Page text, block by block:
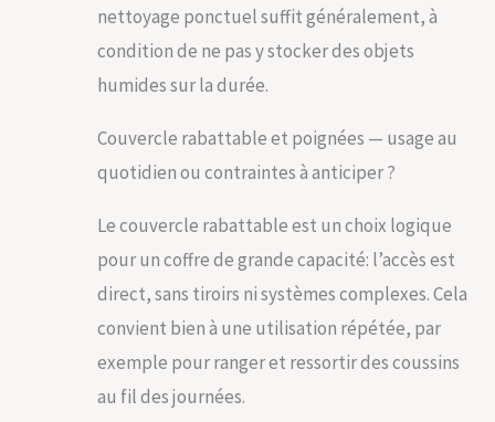
une extension de
votre maison.
Parfait pour les
votre salon de
jardin, il peut
également servir
maximisant ainsi
disponible. Les
poignées facilitent
vous permettant
de réaménager
nettoyage ponctuel suffit généralement, à
condition de ne pas y stocker des objets
humides sur la durée.
Couvercle rabattable et poignées — usage au
quotidien ou contraintes à anticiper ?
Le couvercle rabattable est un choix logique
pour un coffre de grande capacité: l’accès est
direct, sans tiroirs ni systèmes complexes. Cela
convient bien à une utilisation répétée, par
exemple pour ranger et ressortir des coussins
au fil des journées.